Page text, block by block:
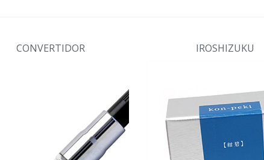
CONVERTIDOR IROSHIZUKU